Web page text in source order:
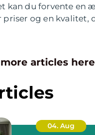
kan du forvente en
priser og en kvalitet,
articles here
04. Aug